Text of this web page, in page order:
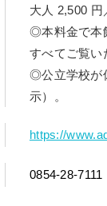
大人 2,500
◎本料金で本
すべてご覧い
◎公立学校が
示）。
https://
0854-28-7111